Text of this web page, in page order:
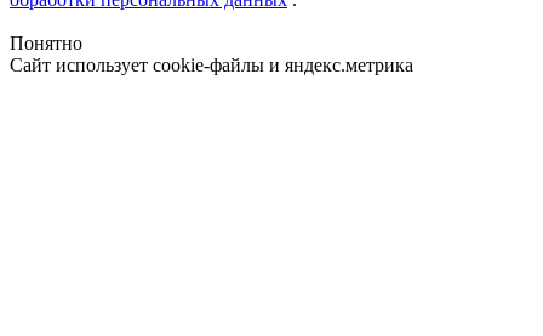
Понятно
Сайт использует cookie-файлы и яндекс.метрика